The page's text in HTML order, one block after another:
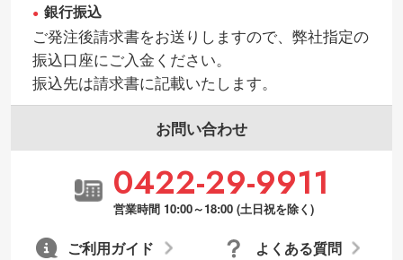
銀行振込
ご発注後請求書をお送りしますので、弊社指定の
振込口座にご入金ください。
振込先は請求書に記載いたします。
お問い合わせ
0422-29-9911
営業時間 10:00～18:00 (土日祝を除く)
よくある質問
ご利用ガイド